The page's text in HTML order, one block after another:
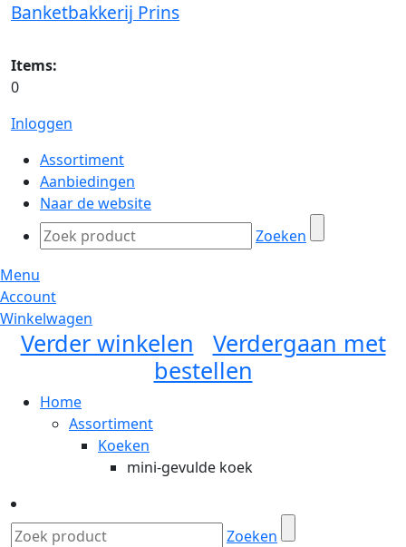
Banketbakkerij Prins
Items:
0
Inloggen
Assortiment
Aanbiedingen
Naar de website
Zoeken
Menu
Account
Winkelwagen
Verder winkelen
Verdergaan met
bestellen
Home
Assortiment
Koeken
mini-gevulde koek
Zoeken